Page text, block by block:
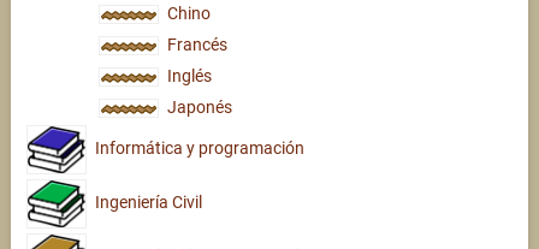
Chino
Francés
Inglés
Japonés
Informática y programación
Ingeniería Civil